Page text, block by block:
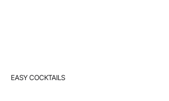
EASY COCKTAILS